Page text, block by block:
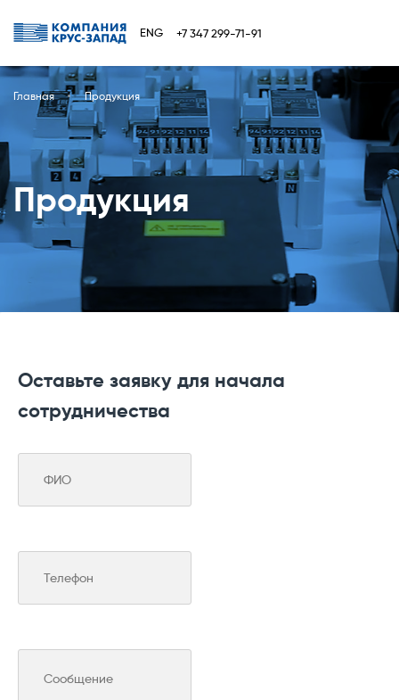
ENG +7 347 299-71-91
Главная Продукция
Продукция
Оставьте заявку для начала
сотрудничества